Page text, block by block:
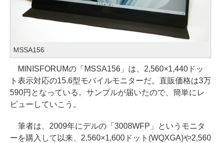
MSSA156
MINISFORUMの「MSSA156」は、2,560×1,440ドッ
ト表示対応の15.6型モバイルモニターだ。直販価格は3万
590円となっている。サンプルが届いたので、簡単にレ
ビューしていこう。
筆者は、2009年にデルの「3008WFP」というモニタ
ーを購入して以来、2,560×1,600ドット(WQXGA)や2,560